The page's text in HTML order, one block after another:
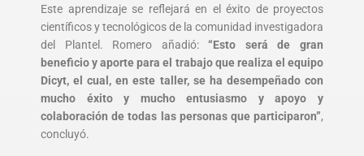
Este aprendizaje se reflejará en el éxito de proyectos
científicos y tecnológicos de la comunidad investigadora
del Plantel. Romero añadió:“Esto será de gran
beneficio y aporte para el trabajo que realiza el equipo
Dicyt, el cual, en este taller, se ha desempeñado con
mucho éxito y mucho entusiasmo y apoyo y
colaboración de todas las personas que participaron”,
concluyó.